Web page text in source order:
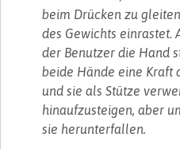
beim Drücken zu
des Gewichts einrastet.
der Benutzer die Hand
beide Hände eine Kraft
und sie als Stütze
hinaufzusteigen, aber
sie herunterfallen.